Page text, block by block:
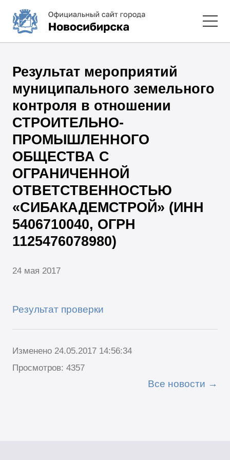
Результат мероприятий
муниципального земельного
контроля в отношении
СТРОИТЕЛЬНО-
ПРОМЫШЛЕННОГО
ОБЩЕСТВА С
ОГРАНИЧЕННОЙ
ОТВЕТСТВЕННОСТЬЮ
«СИБАКАДЕМСТРОЙ» (ИНН
5406710040, ОГРН
1125476078980)
24 мая 2017
Результат проверки
Изменено 24.05.2017 14:56:34
Просмотров: 4357
Все новости